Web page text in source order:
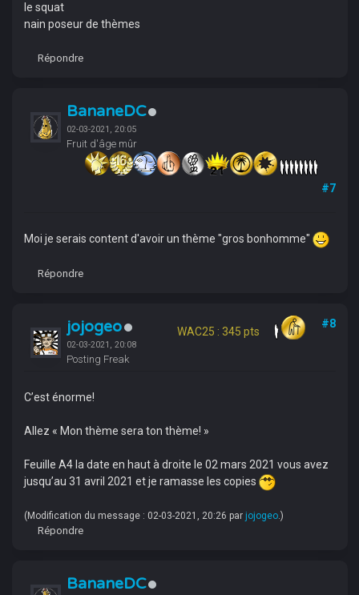
le squat
nain poseur de thèmes
Répondre
BananeDC
02-03-2021, 20:05
Fruit d'âge mûr
#7
Moi je serais content d'avoir un thème "gros bonhomme"
Répondre
jojogeo
02-03-2021, 20:08
Posting Freak
WAC25 : 345 pts
#8
C’est énorme!
Allez « Mon thème sera ton thème! »
Feuille A4 la date en haut à droite le 02 mars 2021 vous avez
jusqu’au 31 avril 2021 et je ramasse les copies
(Modification du message : 02-03-2021, 20:26 par jojogeo.)
Répondre
BananeDC